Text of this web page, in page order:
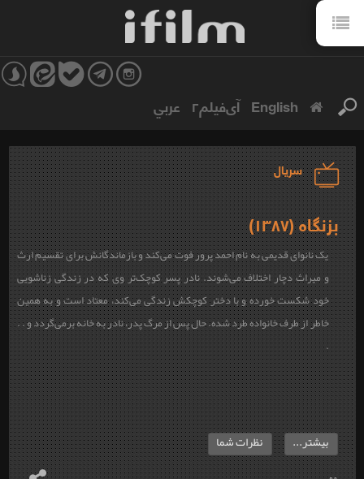
English آی‌فیلم۲ عربي
سریال
بزنگاه (۱۳۸۷)
یک نانوای قدیمی به نام احمد پرور فوت می‌کند و بازماندگانش برای تقسیم ارث
و میراث دچار اختلاف می‌شوند. نادر پسر کوچک‌تر وی که در زندگی زناشویی
خود شکست خورده و با دختر کوچکش زندگی می‌کند، معتاد است و به همین
خاطر از طرف خانواده طرد شده. حال پس از مرگ پدر، نادر به خانه برمی‌گردد و . .
.
بیشتر... نظرات شما